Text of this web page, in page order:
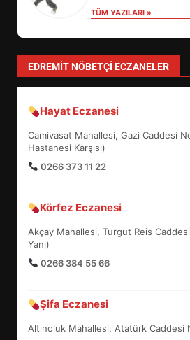
TÜM YAZILARI »
EDREMIT NÖBETÇI ECZANELER
Hayat Eczanesi
Camivasat Mahallesi, Gazi Caddesi
Hastanesi Karşısı)
0266 373 11 22
Körfez Eczanesi
Akçay Mahallesi, Turgut Reis
Yanı)
0266 384 55 66
Şifa Eczanesi
Altınoluk Mahallesi, Atatürk Caddesi
3
4
EDREMİTLİ
DÜNYAYI
DERECE
5
KÖY
6
BÜYÜDÜ:
DEĞİŞTİRDİ?